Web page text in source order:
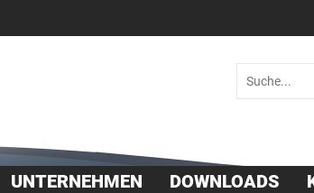
UNTERNEHMEN DOWNLOADS